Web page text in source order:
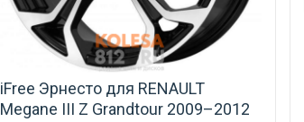
iFree Эрнесто для RENAULT
Megane III Z Grandtour 2009–2012